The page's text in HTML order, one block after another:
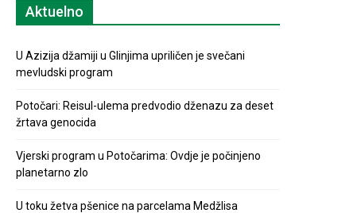
Aktuelno
U Azizija džamiji u Glinjima upriličen je svečani
mevludski program
Potočari: Reisul-ulema predvodio dženazu za deset
žrtava genocida
Vjerski program u Potočarima: Ovdje je počinjeno
planetarno zlo
U toku žetva pšenice na parcelama Medžlisa